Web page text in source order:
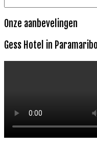
Onze aanbevelingen
Gess Hotel in Paramaribo